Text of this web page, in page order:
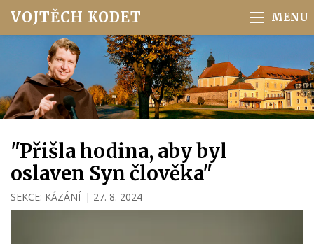
VOJTĚCH KODET
"Přišla hodina, aby byl
oslaven Syn člověka"
SEKCE: KÁZÁNÍ | 27. 8. 2024